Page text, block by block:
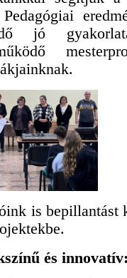
jó
is bepillantást
és